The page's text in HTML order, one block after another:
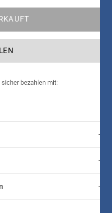
versehen. Gruselig!
bezahlen mit: